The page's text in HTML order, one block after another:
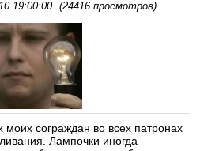
19:00:00 (24416 просмотров)
сограждан во всех патронах
Лампочки иногда